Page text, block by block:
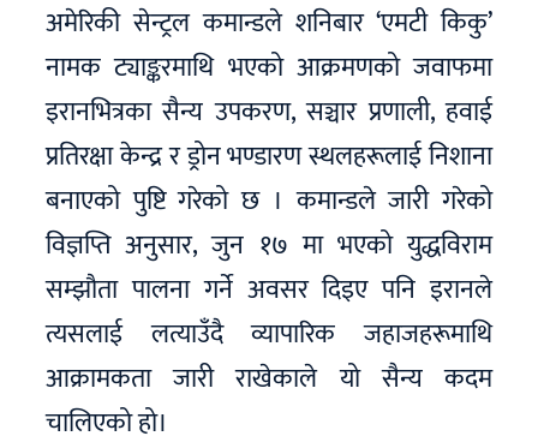
अमेरिकी सेन्ट्रल कमान्डले शनिबार ‘एमटी किकु’
नामक ट्याङ्करमाथि भएको आक्रमणको जवाफमा
इरानभित्रका सैन्य उपकरण, सञ्चार प्रणाली, हवाई
प्रतिरक्षा केन्द्र र ड्रोन भण्डारण स्थलहरूलाई निशाना
बनाएको पुष्टि गरेको छ । कमान्डले जारी गरेको
विज्ञप्ति अनुसार, जुन १७ मा भएको युद्धविराम
सम्झौता पालना गर्ने अवसर दिइए पनि इरानले
त्यसलाई लत्याउँदै व्यापारिक जहाजहरूमाथि
आक्रामकता जारी राखेकाले यो सैन्य कदम
चालिएको हो।